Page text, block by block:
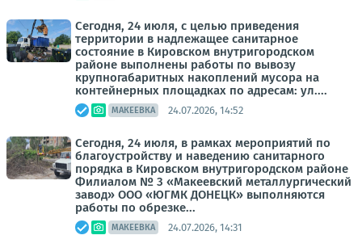
Сегодня, 24 июля, с целью приведения
территории в надлежащее санитарное
состояние в Кировском внутригородском
районе выполнены работы по вывозу
крупногабаритных накоплений мусора на
контейнерных площадках по адресам: ул....
МАКЕЕВКА 24.07.2026, 14:52
Сегодня, 24 июля, в рамках мероприятий по
благоустройству и наведению санитарного
порядка в Кировском внутригородском районе
Филиалом № 3 «Макеевский металлургический
завод» ООО «ЮГМК ДОНЕЦК» выполняются
работы по обрезке...
МАКЕЕВКА 24.07.2026, 14:31